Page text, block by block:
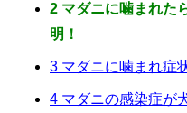
2 マダニに噛まれた
明！
3 マダニに噛まれ症
4 マダニの感染症が